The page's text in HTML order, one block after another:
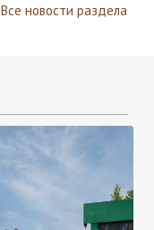
Все новости раздела